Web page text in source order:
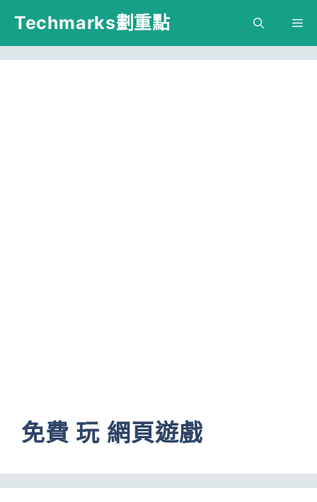
跳
主
Techmarks劃重點
免費 玩 網頁遊戲